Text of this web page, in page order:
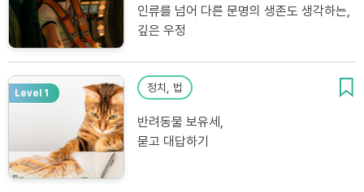
인류를 넘어 다른 문명의 생존도 생각하는,
깊은 우정
Level 1 정치, 법
반려동물 보유세,
묻고 대답하기